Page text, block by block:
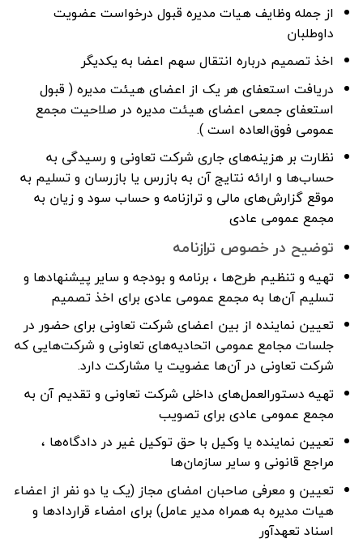
از جمله وظایف هیات مدیره قبول درخواست عضویت
داوطلبان
اخذ تصمیم درباره انتقال سهم اعضا به یکدیگر
دریافت استعفای هر یک از اعضای هیئت مدیره ( قبول
استعفای جمعی اعضای هیئت مدیره در صلاحیت مجمع
عمومی فوق‌العاده است ).
نظارت بر هزینه‌های جاری شرکت تعاونی و رسیدگی به
حساب‌ها و ارائه نتایج آن به بازرس یا بازرسان و تسلیم به
موقع گزارش‌های مالی و ترازنامه و حساب سود و زیان به
مجمع عمومی عادی
توضیح در خصوص ترازنامه
تهیه و تنظیم طرح‌ها ، برنامه و بودجه و سایر پیشنهادها و
تسلیم آن‌ها به مجمع عمومی عادی برای اخذ تصمیم
تعیین نماینده از بین اعضای شرکت تعاونی برای حضور در
جلسات مجامع عمومی اتحادیه‌های تعاونی و شرکت‌هایی که
شرکت تعاونی در آن‌ها عضویت یا مشارکت دارد.
تهیه دستورالعمل‌های داخلی شرکت تعاونی و تقدیم آن به
مجمع عمومی عادی برای تصویب
تعیین نماینده یا وکیل با حق توکیل غیر در دادگاه‌ها ،
مراجع قانونی و سایر سازمان‌ها
تعیین و معرفی صاحبان امضای مجاز (یک یا دو نفر از اعضاء
هیات مدیره به همراه مدیر عامل) برای امضاء قراردادها و
اسناد تعهدآور